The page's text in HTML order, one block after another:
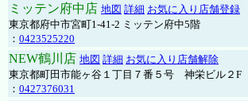
ミッテン府中店 地図 詳細 お気に入り店舗登録
東京都府中市宮町1-41-2 ミッテン府中5階
： 0423525220
NEW鶴川店 地図 詳細 お気に入り店舗解除
東京都町田市能ヶ谷１丁目７番５号 神栄ビル２F
： 0427376031